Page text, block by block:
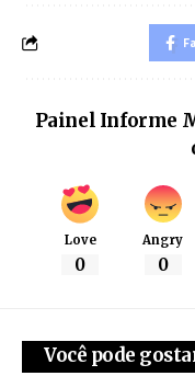
Painel Informe
Love
0
Angry
0
Você pode